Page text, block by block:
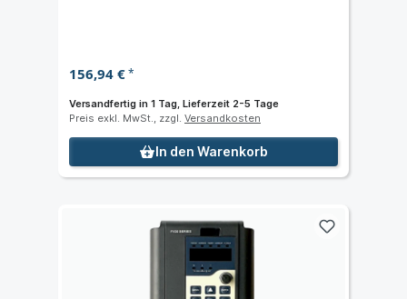
156,94 €*
Versandfertig in 1 Tag, Lieferzeit 2-5 Tage
Preis exkl. MwSt., zzgl. Versandkosten
In den Warenkorb